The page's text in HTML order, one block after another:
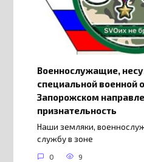
Военнослужащие,
специальной военной
Запорожском
признательность
Наши земляки,
службу в зоне
0 9